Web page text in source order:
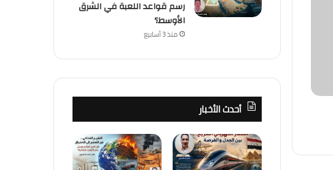
رسم قواعد اللعبة في الشرق
الأوسط؟
منذ 3 أسابيع
أحدث الأخبار